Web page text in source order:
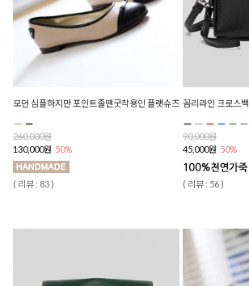
모던 심플하지만 포인트줄땐굿착용인 플랫슈즈
260,000원
130,000원 50%
( 리뷰 : 83 )
꼼리라인 크로스백
90,000원
45,000원 50%
( 리뷰 : 56 )